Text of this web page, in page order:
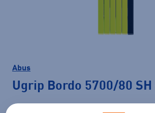
Abus
Ugrip Bordo 5700/80 SH